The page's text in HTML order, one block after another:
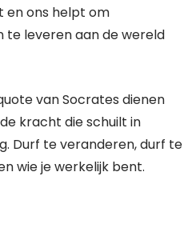
en ons helpt om
te leveren aan de wereld
van Socrates dienen
kracht die schuilt in
Durf te veranderen, durf te
wie je werkelijk bent.